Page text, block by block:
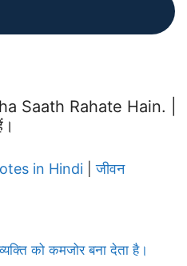
Saath Rahate Hain. |
in Hindi |जीवन
को कमजोर बना देता है।